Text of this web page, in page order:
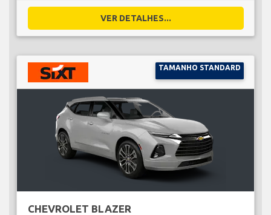
VER DETALHES...
TAMANHO STANDARD
CHEVROLET BLAZER